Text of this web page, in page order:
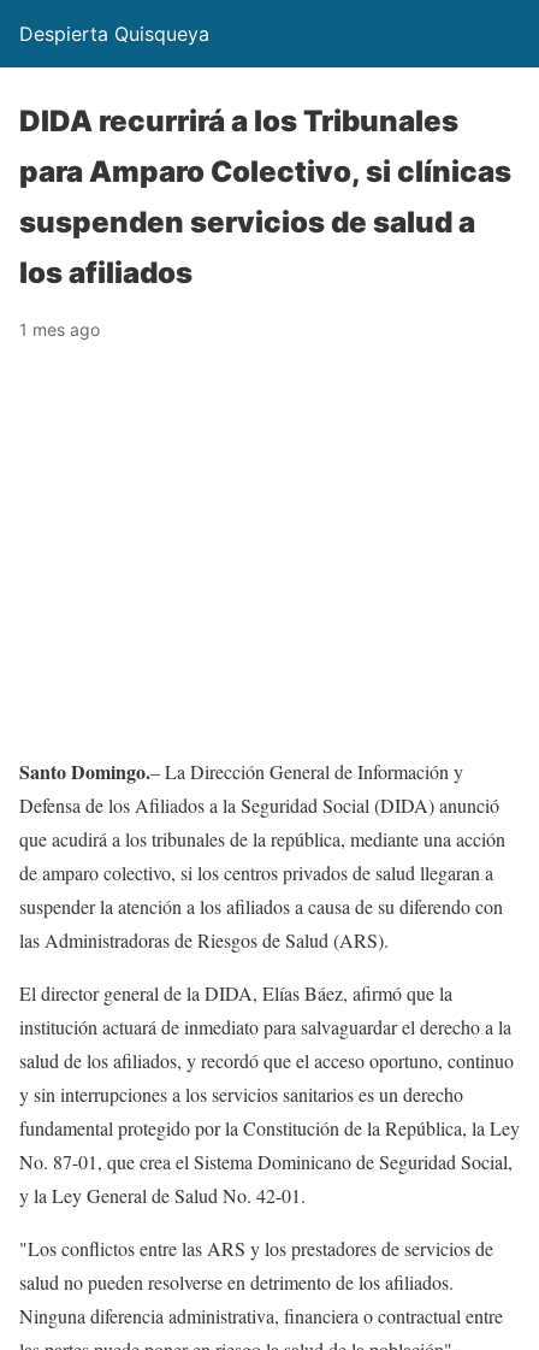
Despierta Quisqueya
DIDA recurrirá a los Tribunales
para Amparo Colectivo, si clínicas
suspenden servicios de salud a
los afiliados
1 mes ago
Santo Domingo.– La Dirección General de Información y
Defensa de los Afiliados a la Seguridad Social (DIDA) anunció
que acudirá a los tribunales de la república, mediante una acción
de amparo colectivo, si los centros privados de salud llegaran a
suspender la atención a los afiliados a causa de su diferendo con
las Administradoras de Riesgos de Salud (ARS).
El director general de la DIDA, Elías Báez, afirmó que la
institución actuará de inmediato para salvaguardar el derecho a la
salud de los afiliados, y recordó que el acceso oportuno, continuo
y sin interrupciones a los servicios sanitarios es un derecho
fundamental protegido por la Constitución de la República, la Ley
No. 87-01, que crea el Sistema Dominicano de Seguridad Social,
y la Ley General de Salud No. 42-01.
"Los conflictos entre las ARS y los prestadores de servicios de
salud no pueden resolverse en detrimento de los afiliados.
Ninguna diferencia administrativa, financiera o contractual entre